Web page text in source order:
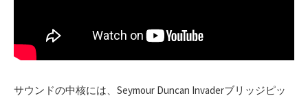
サウンドの中核には、Seymour Duncan Invaderブリッジピッ